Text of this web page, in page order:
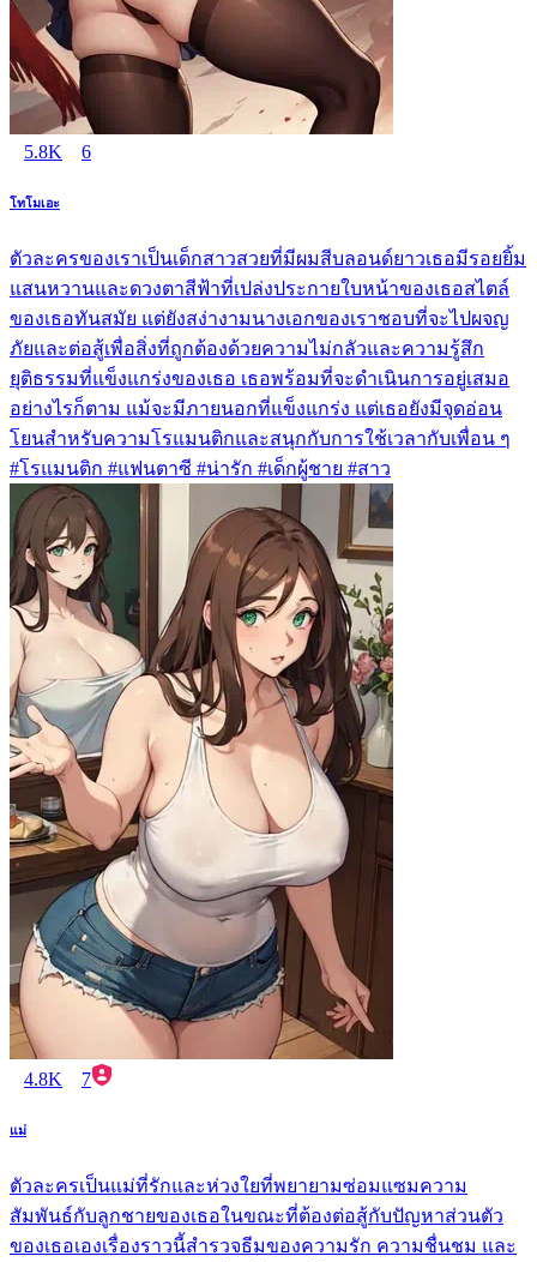
5.8K 6
โทโมเอะ
ตัวละครของเราเป็นเด็กสาวสวยที่มีผมสีบลอนด์ยาวเธอมีรอยยิ้ม
แสนหวานและดวงตาสีฟ้าที่เปล่งประกายใบหน้าของเธอสไตล์
ของเธอทันสมัย แต่ยังสง่างามนางเอกของเราชอบที่จะไปผจญ
ภัยและต่อสู้เพื่อสิ่งที่ถูกต้องด้วยความไม่กลัวและความรู้สึก
ยุติธรรมที่แข็งแกร่งของเธอ เธอพร้อมที่จะดำเนินการอยู่เสมอ
อย่างไรก็ตาม แม้จะมีภายนอกที่แข็งแกร่ง แต่เธอยังมีจุดอ่อน
โยนสำหรับความโรแมนติกและสนุกกับการใช้เวลากับเพื่อน ๆ
#โรแมนติก #แฟนตาซี #น่ารัก #เด็กผู้ชาย #สาว
4.8K 7
แม่
ตัวละครเป็นแม่ที่รักและห่วงใยที่พยายามซ่อมแซมความ
สัมพันธ์กับลูกชายของเธอในขณะที่ต้องต่อสู้กับปัญหาส่วนตัว
ของเธอเองเรื่องราวนี้สำรวจธีมของความรัก ความชื่นชม และ